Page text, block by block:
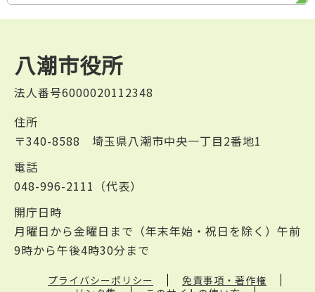
八潮市役所
法人番号6000020112348
住所
〒340-8588 埼玉県八潮市中央一丁目2番地1
電話
048-996-2111（代表）
開庁日時
月曜日から金曜日まで（年末年始・祝日を除く）午前
9時から午後4時30分まで
プライバシーポリシー
免責事項・著作権